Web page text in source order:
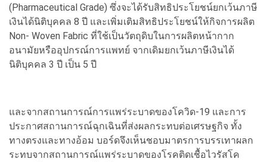
(Pharmaceutical Grade) ซึ่งจะได้รับสิทธิประโยชน์ยกเว้นภาษี
เงินได้นิติบุคคล 8 ปี และเพิ่มเติมสิทธิประโยชน์ให้กิจการผลิต
Non- Woven Fabric ที่ใช้เป็นวัตถุดิบในการผลิตหน้ากาก
อนามัยหรืออุปกรณ์การแพทย์ จากเดิมยกเว้นภาษีเงินได้
นิติบุคคล 3 ปี เป็น 5 ปี
และจากสถานการณ์การแพร่ระบาดของโควิด-19 และการ
ประกาศสถานการณ์ฉุกเฉินที่ส่งผลกระทบต่อเศรษฐกิจ ทั้ง
ทางตรงและทางอ้อม บอร์ดจึงเห็นชอบมาตรการบรรเทาผลก
ระทบจากสถานการณ์แพร่ระบาดของโรคติดเชื้อไวรัสโค